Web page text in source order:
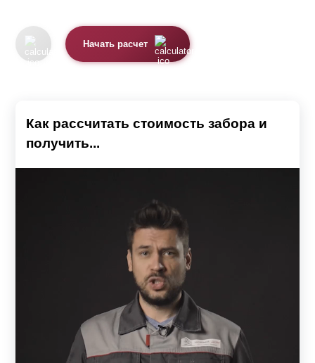
Начать расчет
Как рассчитать стоимость забора и
получить...